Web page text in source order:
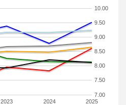
2023 2024 2025
7.00
7.50
8.00
8.50
9.00
9.50
10.00